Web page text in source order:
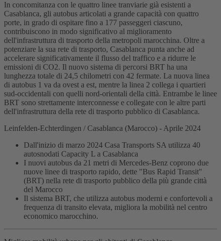
In concomitanza con le quattro linee tranviarie già esistenti a
Casablanca, gli autobus articolati a grande capacità con quattro
porte, in grado di ospitare fino a 177 passeggeri ciascuno,
contribuiscono in modo significativo al miglioramento
dell'infrastruttura di trasporto della metropoli marocchina. Oltre a
potenziare la sua rete di trasporto, Casablanca punta anche ad
accelerare significativamente il flusso del traffico e a ridurre le
emissioni di CO2. Il nuovo sistema di percorsi BRT ha una
lunghezza totale di 24,5 chilometri con 42 fermate. La nuova linea
di autobus 1 va da ovest a est, mentre la linea 2 collega i quartieri
sud-occidentali con quelli nord-orientali della città. Entrambe le linee
BRT sono strettamente interconnesse e collegate con le altre parti
dell'infrastruttura della rete di trasporto pubblico di Casablanca.
Leinfelden-Echterdingen / Casablanca (Marocco) - Aprile 2024
Dall'inizio di marzo 2024 Casa Transports SA utilizza 40
autosnodati Capacity L a Casablanca
I nuovi autobus da 21 metri di Mercedes-Benz coprono due
nuove linee di trasporto rapido, dette "Bus Rapid Transit"
(BRT) nella rete di trasporto pubblico della più grande città
del Marocco
Il sistema BRT, che utilizza autobus moderni e confortevoli a
frequenza di transito elevata, migliora la mobilità nel centro
economico marocchino.